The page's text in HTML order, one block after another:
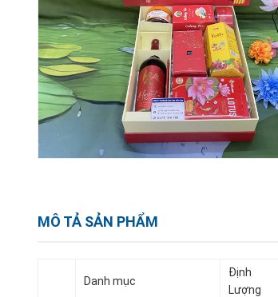
MÔ TẢ SẢN PHẨM
Danh mục
Định
Lượng